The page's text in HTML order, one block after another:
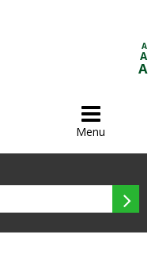
A
A
A

Menu
